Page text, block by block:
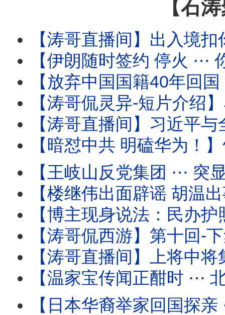
【石
【涛哥直播间】出入境扣你6个月至3年
【伊朗随时签约 停火 ⋯ 你信吗？】油
【放弃中国国籍40年回国 深圳出境 被海关审查
【涛哥侃灵异-短片介绍】马斯克的特异功能：灵魂与肉身
【涛哥直播间】习近平与全军将领-死对头！军中无龙
【暗怼中共 明磕华为！】竹知了 ⋯ 哇哇
【王岐山反党集团 ⋯ 突显网路！】胡锦涛举家
【楼继伟出面辟谣 胡温出事儿传闻 ⋯ 撼动了谁？】北戴河会议
【博主现身说法：民办护照开卡！】警察开始追讨户
【涛哥侃西游】第十回-下集：二将军宫门镇鬼 唐太宗地府还魂 ⋯ 阴曹
【涛哥直播间】上将中将集体缺席建军99
【温家宝传闻正酣时 ⋯ 北戴河会议开始！】与将军
【日本华裔举家回国探亲 ⋯ 离境登机时被抓！】信不